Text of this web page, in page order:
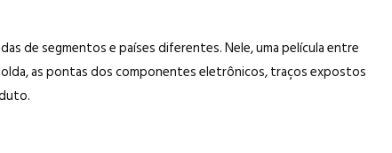
de segmentos e países diferentes. Nele, uma película entre
as pontas dos componentes eletrônicos, traços expostos